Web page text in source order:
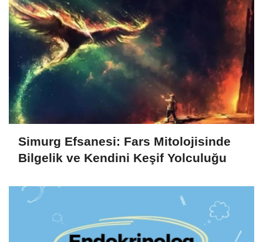
Simurg Efsanesi: Fars Mitolojisinde
Bilgelik ve Kendini Keşif Yolculuğu